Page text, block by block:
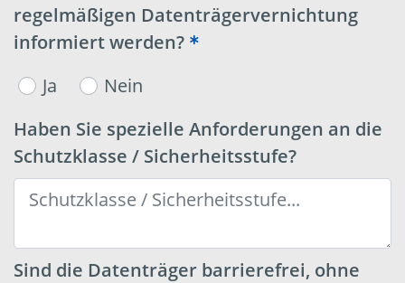
regelmäßigen Datenträgervernichtung
informiert werden?
Ja
Nein
Haben Sie spezielle Anforderungen an die
Schutzklasse / Sicherheitsstufe?
Sind die Datenträger barrierefrei, ohne